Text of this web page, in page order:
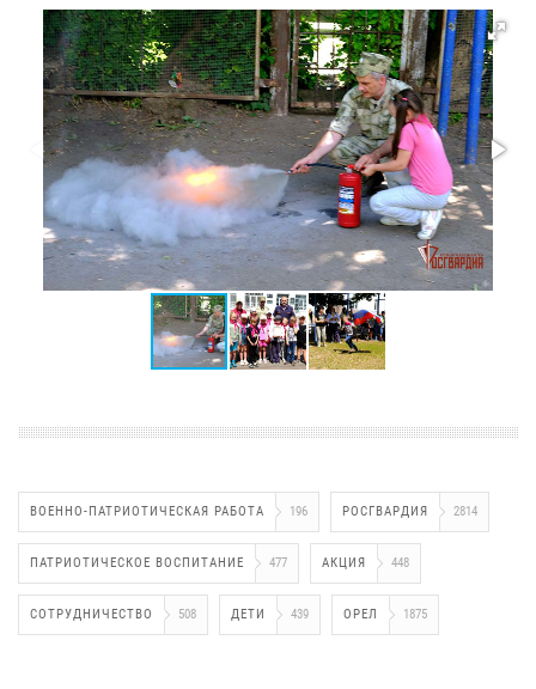
ВОЕННО-ПАТРИОТИЧЕСКАЯ РАБОТА 196 РОСГВАРДИЯ 2814
ПАТРИОТИЧЕСКОЕ ВОСПИТАНИЕ 477 АКЦИЯ 448
СОТРУДНИЧЕСТВО 508 ДЕТИ 439 ОРЕЛ 1875